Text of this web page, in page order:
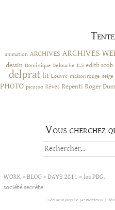
animation ARCHIVES ARCHIVES
dessin Dominique Delouche E.S edith scob
delprat lit Louvre maison rouge neige
PHOTO picasso Rêves Repenti Roger
Vous cherchez
Rechercher :
WORK>BLOG>DAYS 2011 >les PDG,
société secrète
Fièrement propulsé par WordPress.